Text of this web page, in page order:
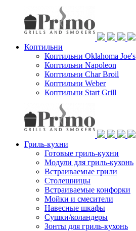
Коптильни
Коптильни Oklahoma Joe's
Коптильни Napoleon
Коптильни Char Broil
Коптильни Weber
Коптильни Start Grill
Гриль-кухни
Готовые гриль-кухни
Модули для гриль-кухонь
Встраиваемые грили
Столешницы
Встраиваемые конфорки
Мойки и смесители
Навесные шкафы
Сушки/коландеры
Зонты для гриль-кухонь